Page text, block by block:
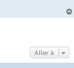
Aller à